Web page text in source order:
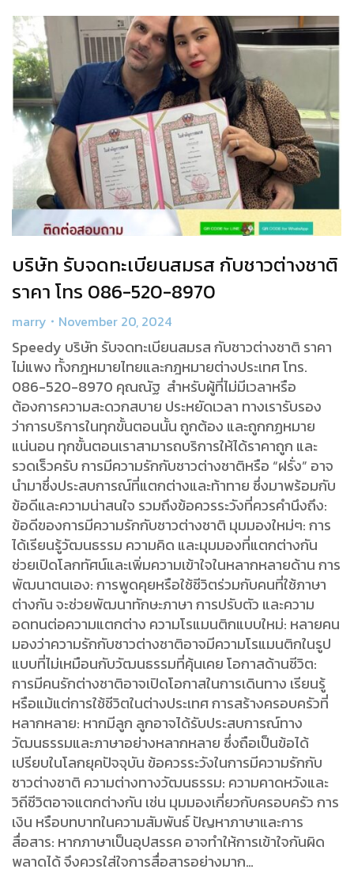
บริษัท รับจดทะเบียนสมรส กับชาวต่างชาติ
ราคา โทร 086-520-8970
marry November 20, 2024
Speedy บริษัท รับจดทะเบียนสมรส กับชาวต่างชาติ ราคา
ไม่แพง ทั้งกฎหมายไทยและกฎหมายต่างประเทศ โทร.
086-520-8970 คุณณัฐ สำหรับผู้ที่ไม่มีเวลาหรือ
ต้องการความสะดวกสบาย ประหยัดเวลา ทางเรารับรอง
ว่าการบริการในทุกขั้นตอนนั้น ถูกต้อง และถูกกฏหมาย
แน่นอน ทุกขั้นตอนเราสามารถบริการให้ได้ราคาถูก และ
รวดเร็วครับ การมีความรักกับชาวต่างชาติหรือ “ฝรั่ง” อาจ
นำมาซึ่งประสบการณ์ที่แตกต่างและท้าทาย ซึ่งมาพร้อมกับ
ข้อดีและความน่าสนใจ รวมถึงข้อควรระวังที่ควรคำนึงถึง:
ข้อดีของการมีความรักกับชาวต่างชาติ มุมมองใหม่ๆ: การ
ได้เรียนรู้วัฒนธรรม ความคิด และมุมมองที่แตกต่างกัน
ช่วยเปิดโลกทัศน์และเพิ่มความเข้าใจในหลากหลายด้าน การ
พัฒนาตนเอง: การพูดคุยหรือใช้ชีวิตร่วมกับคนที่ใช้ภาษา
ต่างกัน จะช่วยพัฒนาทักษะภาษา การปรับตัว และความ
อดทนต่อความแตกต่าง ความโรแมนติกแบบใหม่: หลายคน
มองว่าความรักกับชาวต่างชาติอาจมีความโรแมนติกในรูป
แบบที่ไม่เหมือนกับวัฒนธรรมที่คุ้นเคย โอกาสด้านชีวิต:
การมีคนรักต่างชาติอาจเปิดโอกาสในการเดินทาง เรียนรู้
หรือแม้แต่การใช้ชีวิตในต่างประเทศ การสร้างครอบครัวที่
หลากหลาย: หากมีลูก ลูกอาจได้รับประสบการณ์ทาง
วัฒนธรรมและภาษาอย่างหลากหลาย ซึ่งถือเป็นข้อได้
เปรียบในโลกยุคปัจจุบัน ข้อควรระวังในการมีความรักกับ
ชาวต่างชาติ ความต่างทางวัฒนธรรม: ความคาดหวังและ
วิถีชีวิตอาจแตกต่างกัน เช่น มุมมองเกี่ยวกับครอบครัว การ
เงิน หรือบทบาทในความสัมพันธ์ ปัญหาภาษาและการ
สื่อสาร: หากภาษาเป็นอุปสรรค อาจทำให้การเข้าใจกันผิด
พลาดได้ จึงควรใส่ใจการสื่อสารอย่างมาก…